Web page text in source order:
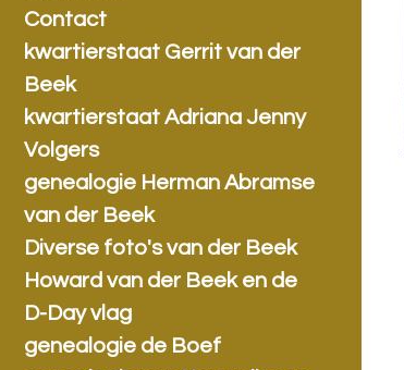
Contact
kwartierstaat Gerrit van der
Beek
kwartierstaat Adriana Jenny
Volgers
genealogie Herman Abramse
van der Beek
Diverse foto's van der Beek
Howard van der Beek en de
D-Day vlag
genealogie de Boef